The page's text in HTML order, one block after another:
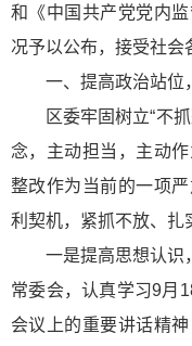
和《中国共产党党内
况予以公布，接受社会
一、提高政治站位
区委牢固树立“不
念，主动担当，主动
整改作为当前的一项
利契机，紧抓不放、扎
一是提高思想认识
常委会，认真学习9月
会议上的重要讲话精